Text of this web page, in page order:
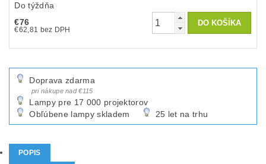
Do týždňa
€76
€62,81 bez DPH
Doprava zdarma
pri nákupe nad €115
Lampy pre 17 000 projektorov
Obľúbene lampy skladem
25 let na trhu
POPIS